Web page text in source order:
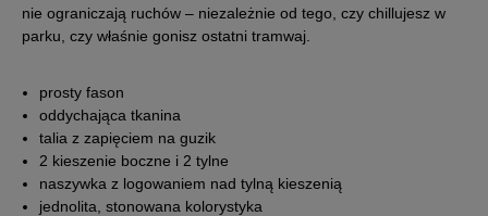
nie ograniczają ruchów – niezależnie od tego, czy chillujesz w
parku, czy właśnie gonisz ostatni tramwaj.
prosty fason
oddychająca tkanina
talia z zapięciem na guzik
2 kieszenie boczne i 2 tylne
naszywka z logowaniem nad tylną kieszenią
jednolita, stonowana kolorystyka